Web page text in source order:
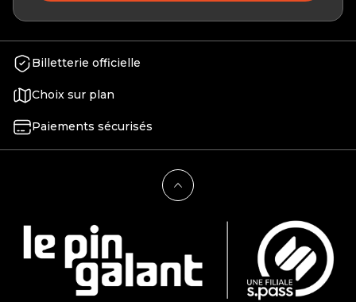
Billetterie officielle
Choix sur plan
Paiements sécurisés